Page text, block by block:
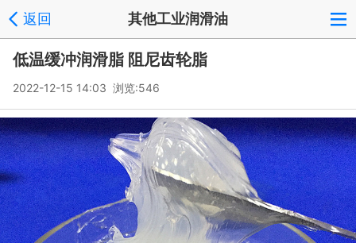
返回 其他工业润滑油
低温缓冲润滑脂 阻尼齿轮脂
2022-12-15 14:03 浏览:546